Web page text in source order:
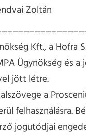
Zoltán
Kft., a Hofra
Ügynökség és
jött létre.
a
felhasználásra.
jogutódjai